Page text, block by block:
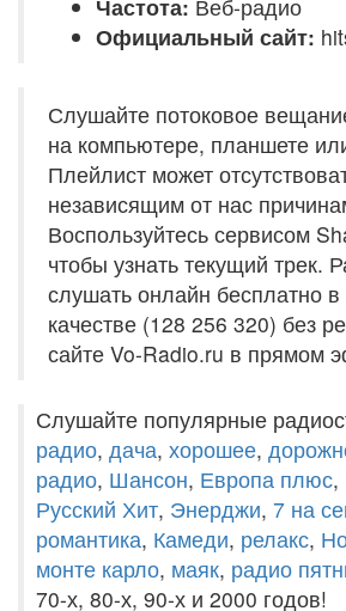
Частота: Веб-радио
Официальный сайт:
Слушайте потоковое
на компьютере, планшете
Плейлист может
независящим от нас
Воспользуйтесь сервисом
чтобы узнать текущий трек.
слушать онлайн бесплатно
качестве (128 256 320) без
сайте Vo-Radio.ru в прямом
Слушайте популярные
радио, дача, хорошее,
радио, Шансон, Европа плюс,
Русский Хит, Энерджи, 7 на
романтика, Камеди, релакс,
монте карло, маяк, радио
70-х, 80-х, 90-х и 2000 годов!